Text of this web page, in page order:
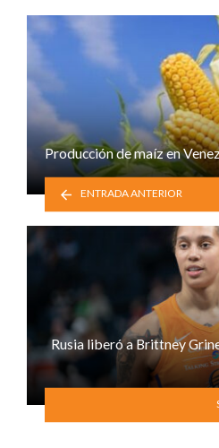
Producción de maíz en
ENTRADA ANTERIOR
Rusia liberó a Brittney